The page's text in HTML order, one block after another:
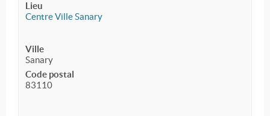
Lieu
Centre Ville Sanary
Ville
Sanary
Code postal
83110